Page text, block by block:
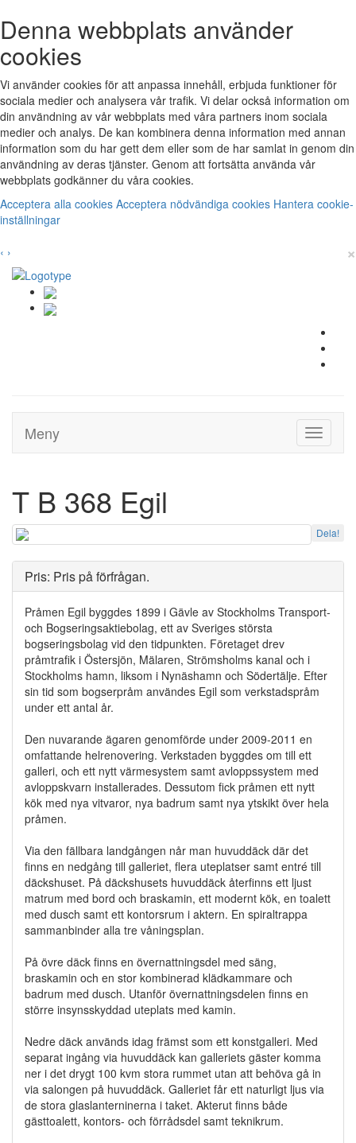
Denna webbplats använder
cookies
Vi använder cookies för att anpassa innehåll, erbjuda funktioner för
sociala medier och analysera vår trafik. Vi delar också information om
din användning av vår webbplats med våra partners inom sociala
medier och analys. De kan kombinera denna information med annan
information som du har gett dem eller som de har samlat in genom din
användning av deras tjänster. Genom att fortsätta använda vår
webbplats godkänner du våra cookies.
Acceptera alla cookies Acceptera nödvändiga cookies Hantera cookie-
inställningar
‹ › ×
Toggle
Meny
T B 368 Egil
Dela!
Pris: Pris på förfrågan.
Pråmen Egil byggdes 1899 i Gävle av Stockholms Transport-
och Bogseringsaktiebolag, ett av Sveriges största
bogseringsbolag vid den tidpunkten. Företaget drev
pråmtrafik i Östersjön, Mälaren, Strömsholms kanal och i
Stockholms hamn, liksom i Nynäshamn och Södertälje. Efter
sin tid som bogserpråm användes Egil som verkstadspråm
under ett antal år.
Den nuvarande ägaren genomförde under 2009-2011 en
omfattande helrenovering. Verkstaden byggdes om till ett
galleri, och ett nytt värmesystem samt avloppssystem med
avloppskvarn installerades. Dessutom fick pråmen ett nytt
kök med nya vitvaror, nya badrum samt nya ytskikt över hela
pråmen.
Via den fällbara landgången når man huvuddäck där det
finns en nedgång till galleriet, flera uteplatser samt entré till
däckshuset. På däckshusets huvuddäck återfinns ett ljust
matrum med bord och braskamin, ett modernt kök, en toalett
med dusch samt ett kontorsrum i aktern. En spiraltrappa
sammanbinder alla tre våningsplan.
På övre däck finns en övernattningsdel med säng,
braskamin och en stor kombinerad klädkammare och
badrum med dusch. Utanför övernattningsdelen finns en
större insynsskyddad uteplats med kamin.
Nedre däck används idag främst som ett konstgalleri. Med
separat ingång via huvuddäck kan galleriets gäster komma
ner i det drygt 100 kvm stora rummet utan att behöva gå in
via salongen på huvuddäck. Galleriet får ett naturligt ljus via
de stora glaslanterninerna i taket. Akterut finns både
gästtoalett, kontors- och förrådsdel samt teknikrum.